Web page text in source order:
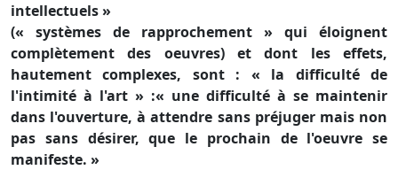
intellectuels »
(« systèmes de rapprochement » qui éloignent
complètement des oeuvres) et dont les effets,
hautement complexes, sont : « la difficulté de
l'intimité à l'art » :« une difficulté à se maintenir
dans l'ouverture, à attendre sans préjuger mais non
pas sans désirer, que le prochain de l'oeuvre se
manifeste. »